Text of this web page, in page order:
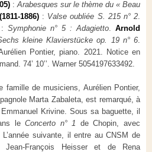
: Arabesques sur le thème du « Beau
1886) : Valse oubliée S. 215 n° 2
: Symphonie n° 5 : Adagietto
Arnold
kleine Klavierstücke op. 19 n° 6
Pontier, piano. 2021. Notice en
74’ 10’’. Warner 5054197633492.
famille de musiciens, Aurélien Pontier,
Marta Zabaleta, est remarqué, à
Krivine. Sous sa baguette, il
leConcerto n° 1 de Chopin, avec
suivante, il entre au CNSM de
François Heisser et de Rena